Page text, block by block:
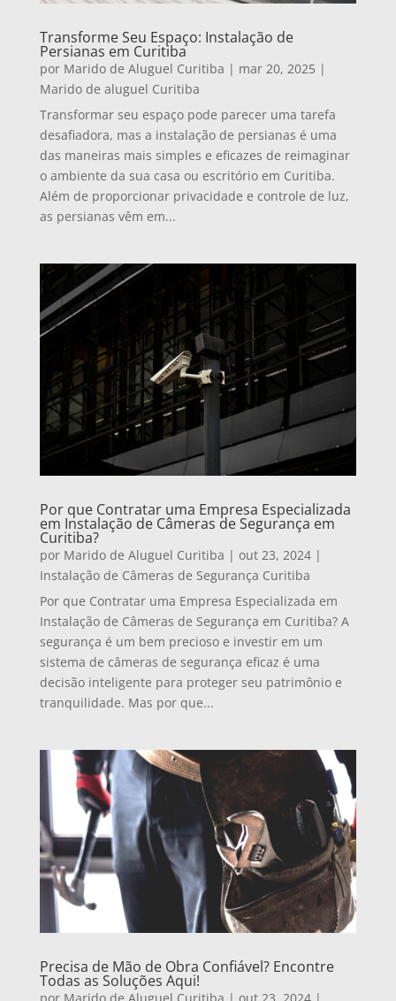
Transforme Seu Espaço: Instalação de
Persianas em Curitiba
por Marido de Aluguel Curitiba | mar 20, 2025 |
Marido de aluguel Curitiba
Transformar seu espaço pode parecer uma tarefa
desafiadora, mas a instalação de persianas é uma
das maneiras mais simples e eficazes de reimaginar
o ambiente da sua casa ou escritório em Curitiba.
Além de proporcionar privacidade e controle de luz,
as persianas vêm em...
Por que Contratar uma Empresa Especializada
em Instalação de Câmeras de Segurança em
Curitiba?
por Marido de Aluguel Curitiba | out 23, 2024|
Instalação de Câmeras de Segurança Curitiba
Por que Contratar uma Empresa Especializada em
Instalação de Câmeras de Segurança em Curitiba? A
segurança é um bem precioso e investir em um
sistema de câmeras de segurança eficaz é uma
decisão inteligente para proteger seu patrimônio e
tranquilidade. Mas por que...
Precisa de Mão de Obra Confiável? Encontre
Todas as Soluções Aqui!